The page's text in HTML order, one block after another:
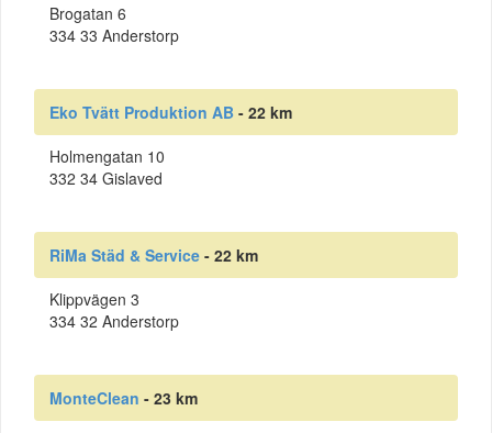
Brogatan 6
334 33 Anderstorp
Eko Tvätt Produktion AB - 22 km
Holmengatan 10
332 34 Gislaved
RiMa Städ & Service - 22 km
Klippvägen 3
334 32 Anderstorp
MonteClean - 23 km